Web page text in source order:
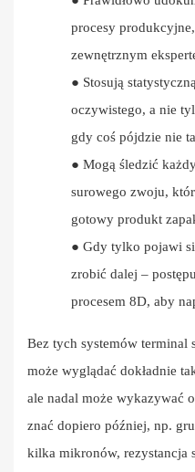
procesy
zewnętrznym
● Stosują
oczywistego, a nie
gdy coś pójdzie nie
● Mogą śledzić
surowego zwoju,
gotowy produkt
● Gdy tylko pojawi
zrobić dalej –
procesem 8D, aby
Bez tych systemów
może wyglądać dokładnie
ale nadal może wykazywać
znać dopiero później, np.
kilka mikronów, rezystancja